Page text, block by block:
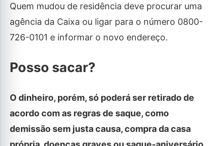
Quem mudou de residência deve procurar uma
agência da Caixa ou ligar para o número 0800-
726-0101 e informar o novo endereço.
Posso sacar?
O dinheiro, porém, só poderá ser retirado de
acordo com as regras de saque, como
demissão sem justa causa, compra da casa